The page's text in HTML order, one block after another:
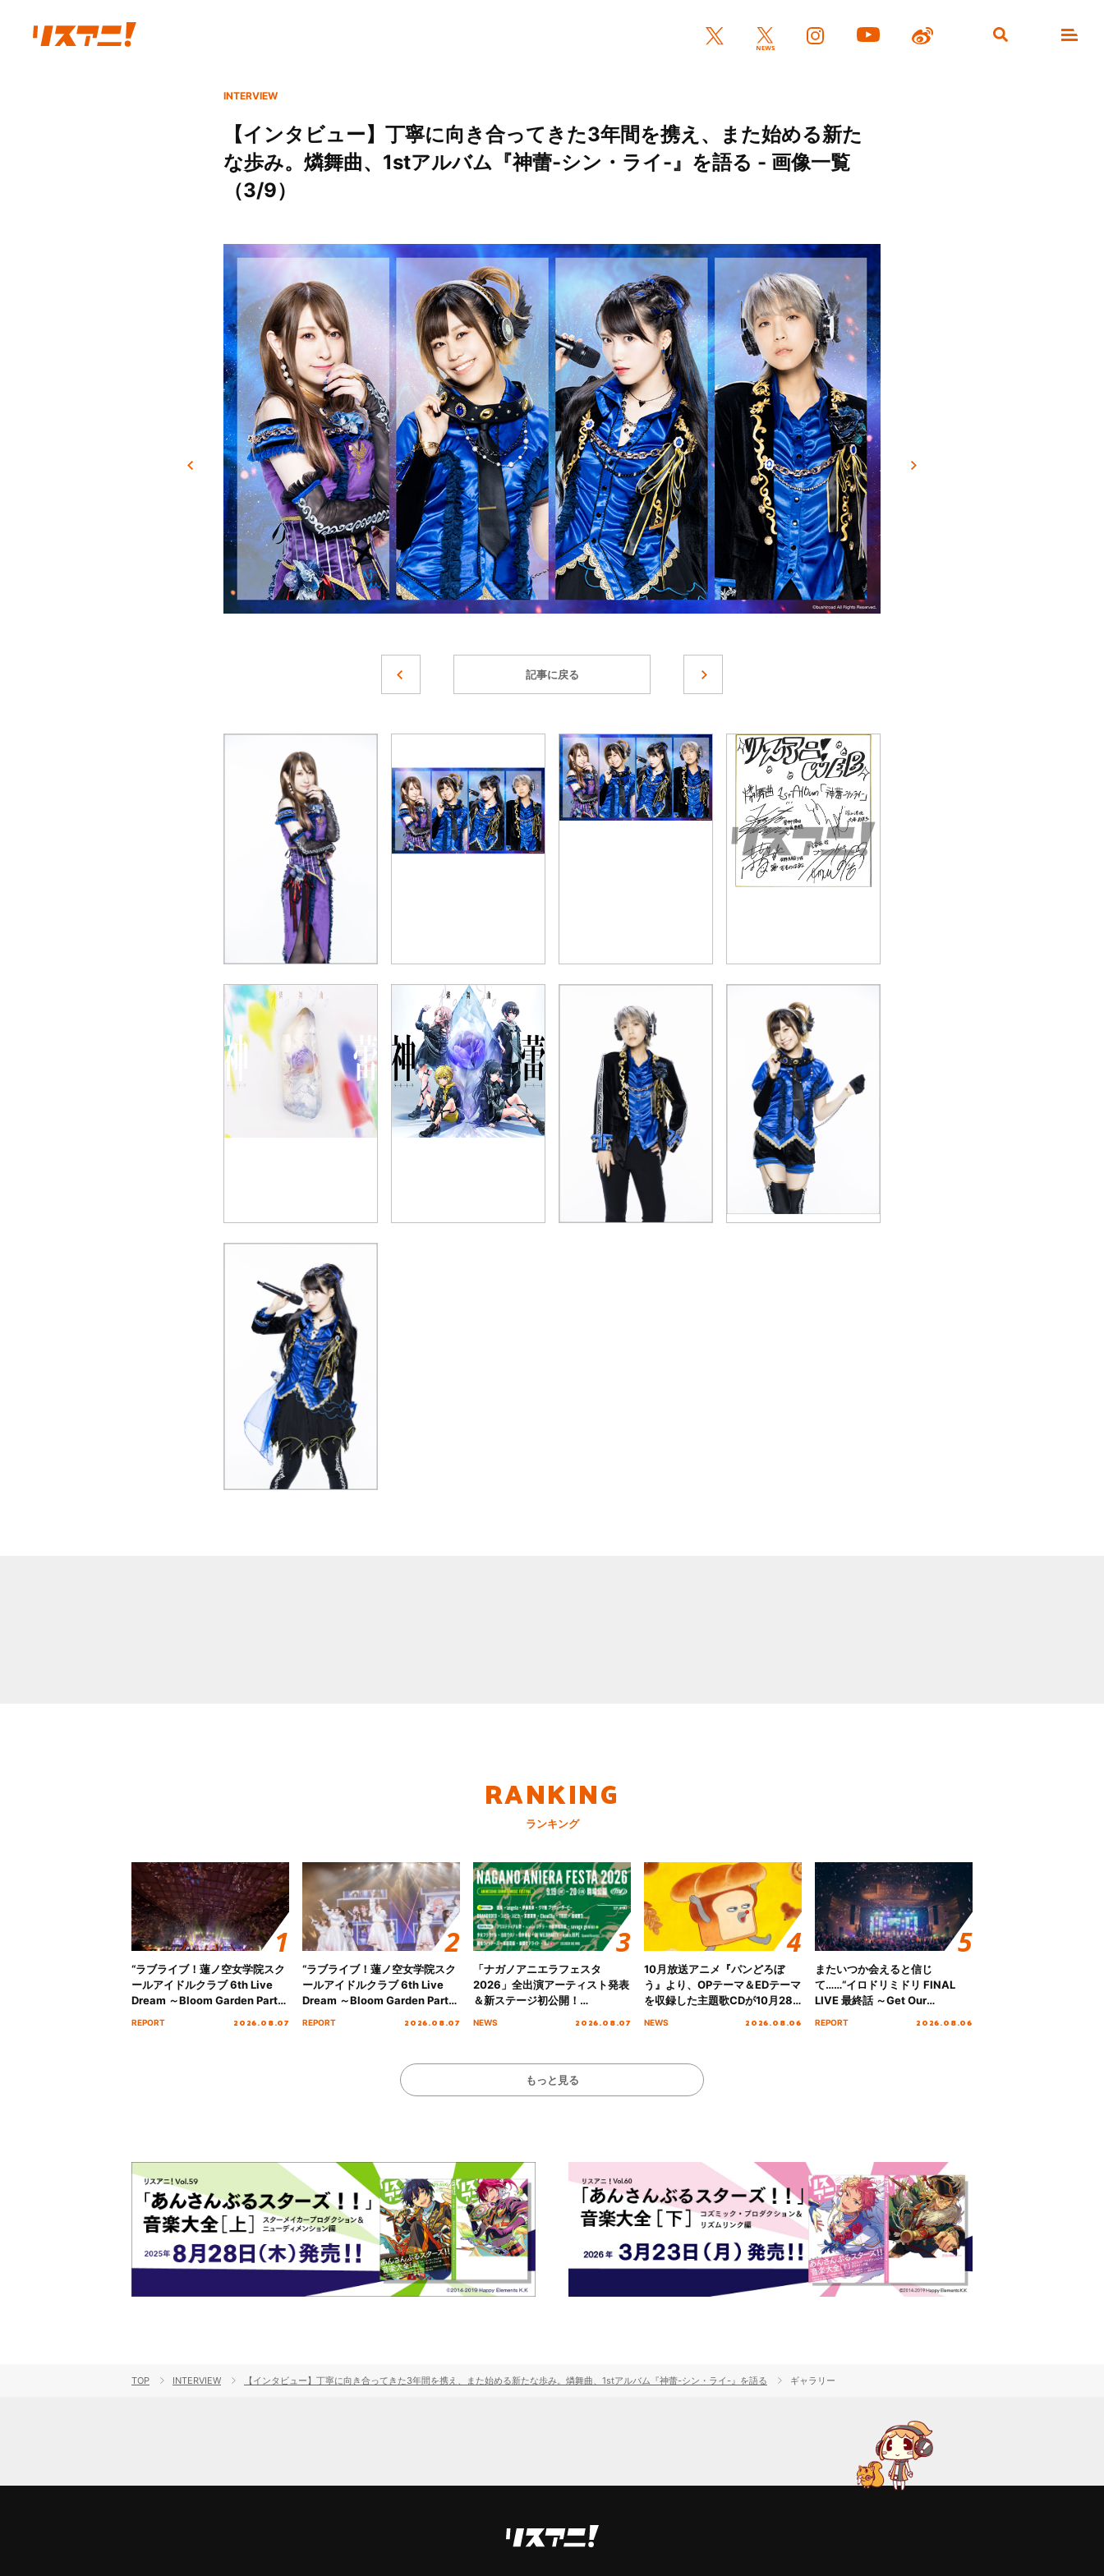
INTERVIEW
【インタビュー】丁寧に向き合ってきた3年間を携え、また始める新た
な歩み。燐舞曲、1stアルバム『神蕾-シン・ライ-』を語る - 画像一覧
（3/9）
記事に戻る
RANKING
ランキング
“ラブライブ！蓮ノ空女学院スク
ールアイドルクラブ 6th Live
Dream ～Bloom Garden Party
～ ＜Bloom Garden Party
REPORT 2026.08.07
“ラブライブ！蓮ノ空女学院スク
ールアイドルクラブ 6th Live
Dream ～Bloom Garden Party
～ ＜Bloom Garden Party
REPORT 2026.08.07
「ナガノアニエラフェスタ
2026」全出演アーティスト発表
＆新ステージ初公開！
GEARMANIAの参戦も決定し、
NEWS 2026.08.07
10月放送アニメ『パンどろぼ
う』より、OPテーマ＆EDテーマ
を収録した主題歌CDが10月28
日にリリース決定！
NEWS 2026.08.06
またいつか会えると信じ
て……“イロドリミドリ FINAL
LIVE 最終話 ～Get Our
MIRAI!!!!!!!!!!!!!!～”10年の活動
REPORT 2026.08.06
もっと見る
TOP INTERVIEW 【インタビュー】丁寧に向き合ってきた3年間を携え、また始める新たな歩み。燐舞曲、1stアルバム『神蕾-シン・ライ-』を語る ギャラリー